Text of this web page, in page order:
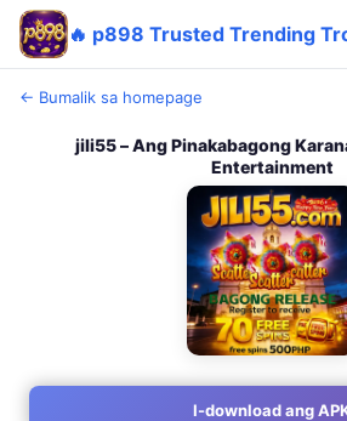
← Bumalik sa homepage
jili55 – Ang Pinakabagong
Entertainment
I-download ang